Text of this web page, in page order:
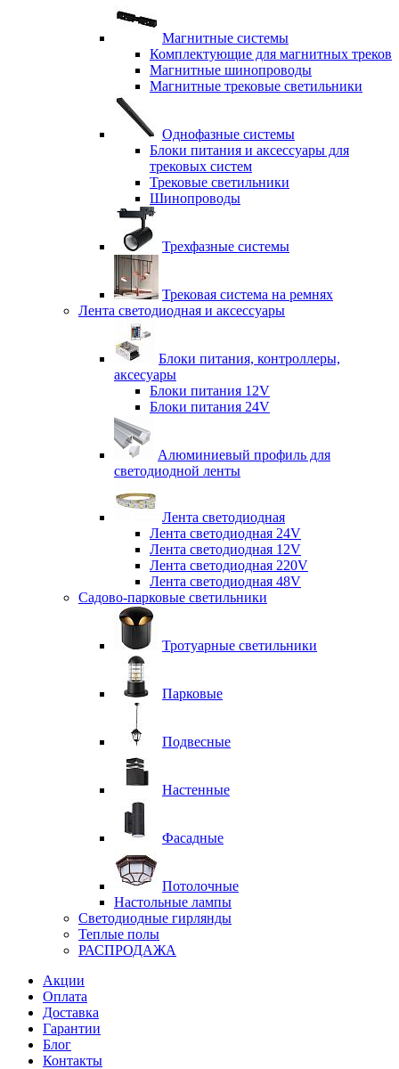
Магнитные системы
Комплектующие для магнитных треков
Магнитные шинопроводы
Магнитные трековые светильники
Однофазные системы
Блоки питания и аксессуары для
трековых систем
Трековые светильники
Шинопроводы
Трехфазные системы
Трековая система на ремнях
Лента светодиодная и аксессуары
Блоки питания, контроллеры,
аксесуары
Блоки питания 12V
Блоки питания 24V
Алюминиевый профиль для
светодиодной ленты
Лента светодиодная
Лента светодиодная 24V
Лента светодиодная 12V
Лента светодиодная 220V
Лента светодиодная 48V
Садово-парковые светильники
Тротуарные светильники
Парковые
Подвесные
Настенные
Фасадные
Потолочные
Настольные лампы
Светодиодные гирлянды
Теплые полы
РАСПРОДАЖА
Акции
Оплата
Доставка
Гарантии
Блог
Контакты